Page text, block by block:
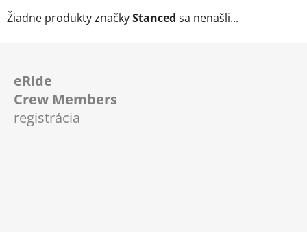
Žiadne produkty značkyStanced sa nenašli...
eRide
Crew Members
registrácia